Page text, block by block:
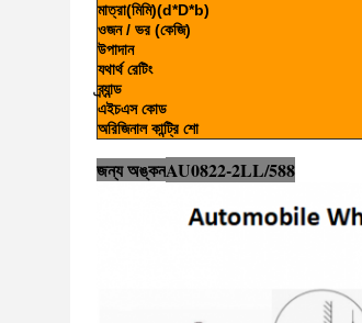
মাত্রা(মিমি)(d*D*b)
ওজন / ভর (কেজি)
উপাদান
যথার্থ রেটিং
ব্র্যান্ড
এইচএস কোড
অরিজিনাল কান্ট্রি শো
জন্য অঙ্কনAU0822-2LL/588